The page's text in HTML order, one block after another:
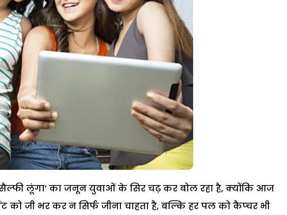
लूंगा’ का जनून युवाओं के सिर चढ़ कर बोल रहा है, क्योंकि आज
जी भर कर न सिर्फ जीना चाहता है, बल्कि हर पल को कैप्चर भी